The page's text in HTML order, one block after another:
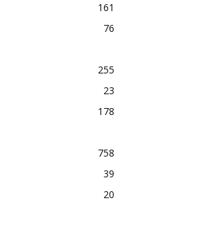
161
76
255
23
178
758
39
20